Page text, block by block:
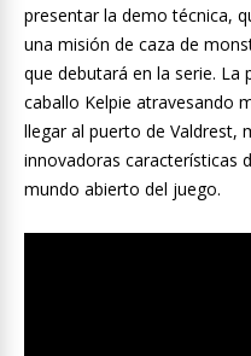
presentar la demo técnica,
una misión de caza de
que debutará en la serie. La
caballo Kelpie atravesando
llegar al puerto de Valdrest,
innovadoras características
mundo abierto del juego.